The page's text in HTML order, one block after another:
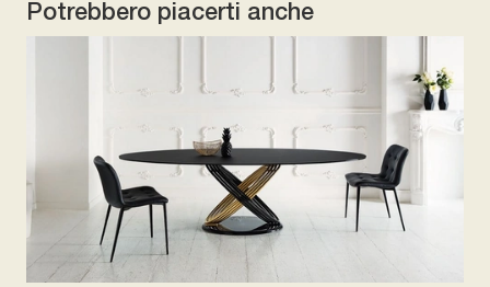
Potrebbero piacerti anche